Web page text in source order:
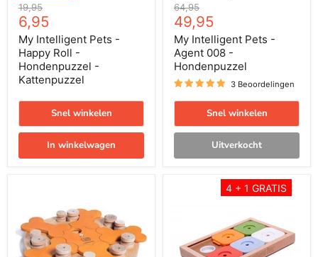
Oorspronkelijke
prijs
19,95
Huidige
prijs
6,95
My Intelligent Pets -
Happy Roll -
Hondenpuzzel -
Kattenpuzzel
Snel winkelen
In winkelwagen
Oorspronkelijke
prijs
64,95
Huidige
prijs
49,95
My Intelligent Pets -
Agent 008 -
Hondenpuzzel
3 Beoordelingen
Snel winkelen
Uitverkocht
Carousel
of
4 + 1 GRATIS
Medium